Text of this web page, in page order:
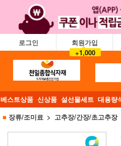
로그인
회원가입
+1,000
베스트상품 신상품 설선물세트 대용량
■ 장류/조미료 고추장/간장/초고추장